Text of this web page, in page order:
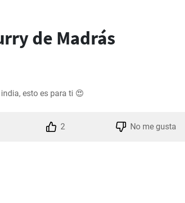
de Madrás
esto es para ti 😍
2 No me gusta